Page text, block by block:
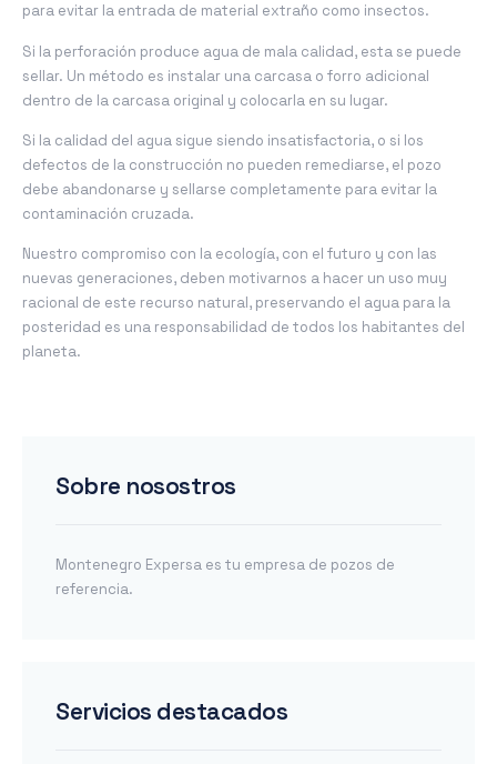
para evitar la entrada de material extraño como insectos.
Si la perforación produce agua de mala calidad, esta se puede
sellar. Un método es instalar una carcasa o forro adicional
dentro de la carcasa original y colocarla en su lugar.
Si la calidad del agua sigue siendo insatisfactoria, o si los
defectos de la construcción no pueden remediarse, el pozo
debe abandonarse y sellarse completamente para evitar la
contaminación cruzada.
Nuestro compromiso con la ecología, con el futuro y con las
nuevas generaciones, deben motivarnos a hacer un uso muy
racional de este recurso natural, preservando el agua para la
posteridad es una responsabilidad de todos los habitantes del
planeta.
Sobre nosostros
Montenegro Expersa es tu empresa de pozos de
referencia.
Servicios destacados